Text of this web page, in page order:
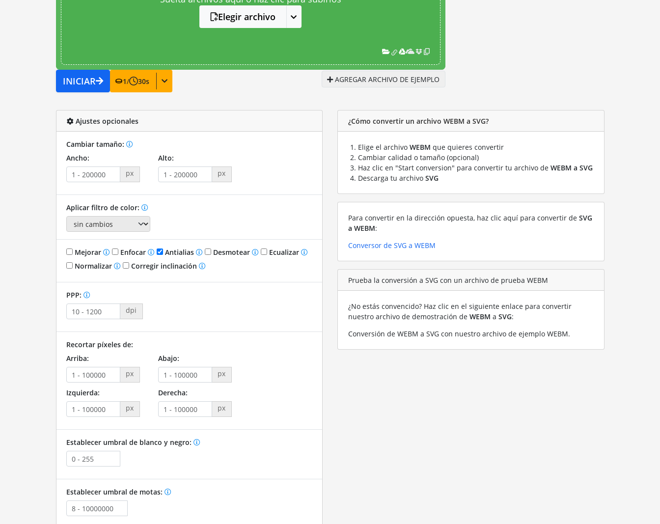
Elegir archivo
INICIAR 1/ 30s AGREGAR ARCHIVO DE EJEMPLO
Ajustes opcionales
Cambiar tamaño:
Ancho:
px
Alto:
px
Aplicar filtro de color:
Mejorar Enfocar Antialias Desmotear
Ecualizar
Normalizar
Corregir inclinación
PPP:
dpi
Recortar píxeles de:
Arriba:
px
Abajo:
px
Izquierda:
px
Derecha:
px
Establecer umbral de blanco y negro:
Establecer umbral de motas:
¿Cómo convertir un archivo WEBM a SVG?
Elige el archivo WEBM que quieres convertir
Cambiar calidad o tamaño (opcional)
Haz clic en "Start conversion" para convertir tu archivo de WEBM a SVG
Descarga tu archivo SVG
Para convertir en la dirección opuesta, haz clic aquí para convertir de SVG
a WEBM:
Conversor de SVG a WEBM
Prueba la conversión a SVG con un archivo de prueba WEBM
¿No estás convencido? Haz clic en el siguiente enlace para convertir
nuestro archivo de demostración de WEBM a SVG:
Conversión de WEBM a SVG con nuestro archivo de ejemplo WEBM.